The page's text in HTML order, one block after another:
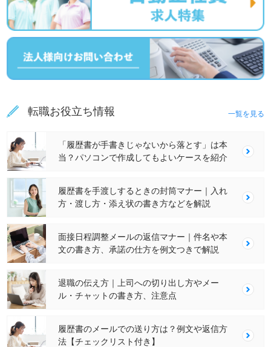
転職お役立ち情報 一覧を見る
「履歴書が手書きじゃないから落とす」は本
当？パソコンで作成してもよいケースを紹介
履歴書を手渡しするときの封筒マナー｜入れ
方・渡し方・添え状の書き方などを解説
面接日程調整メールの返信マナー｜件名や本
文の書き方、承諾の仕方を例文つきで解説
退職の伝え方｜上司への切り出し方やメー
ル・チャットの書き方、注意点
履歴書のメールでの送り方は？例文や返信方
法【チェックリスト付き】